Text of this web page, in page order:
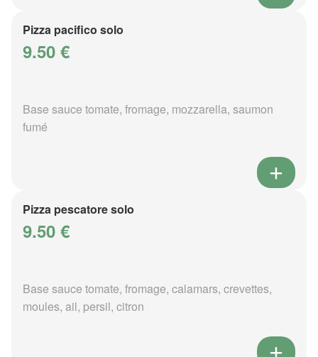
Pizza pacifico solo
9.50 €
Base sauce tomate, fromage, mozzarella, saumon
fumé
Pizza pescatore solo
9.50 €
Base sauce tomate, fromage, calamars, crevettes,
moules, ail, persil, citron